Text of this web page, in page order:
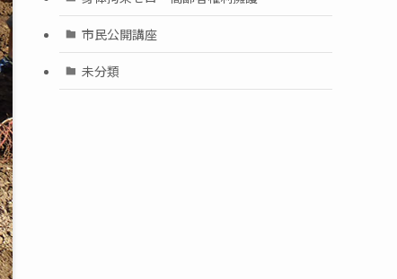
市民公開講座
未分類